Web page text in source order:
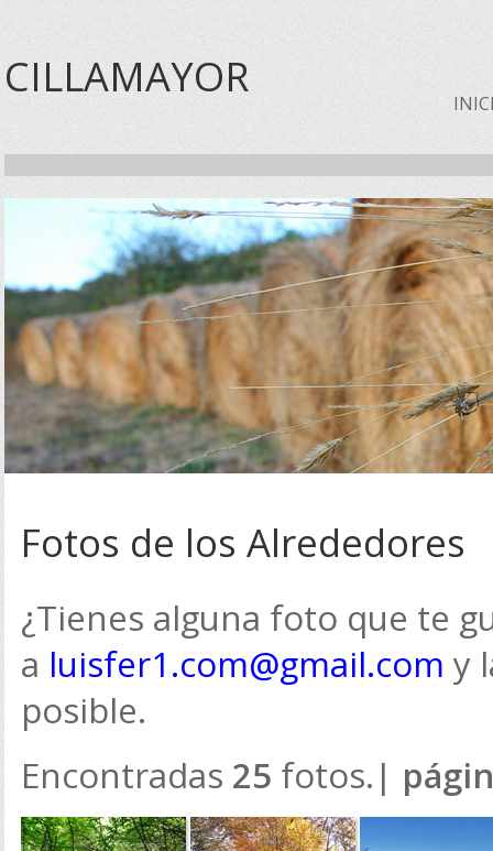
CILLAMAYOR
Fotos de los Alrededores
¿Tienes alguna foto que te
a luisfer1.com@gmail.com y
posible.
Encontradas 25 fotos.|